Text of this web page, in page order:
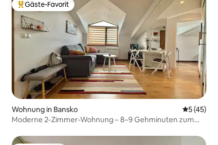
Beliebter Gäste-Favorit.
Gäste-Favorit
Wohnung in Bansko
5 (45)
Moderne 2-Zimmer-Wohnung – 8–9 Gehminuten zum